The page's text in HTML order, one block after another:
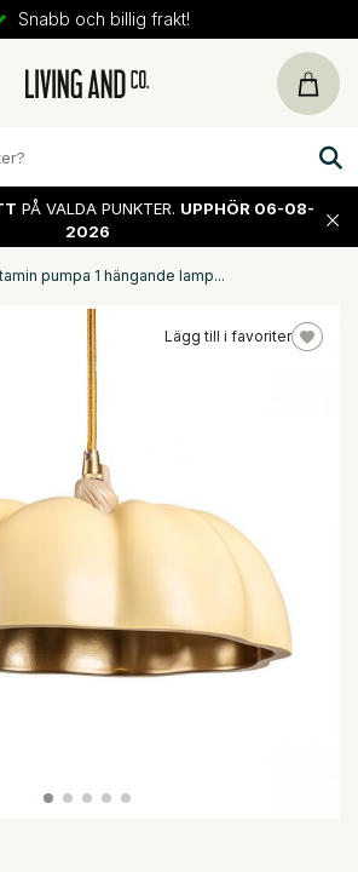
Snabb och billig frakt!
PÅ VALDA PUNKTER. UPPHÖR 06-08-
2026
pumpa 1 hängande lamp...
Lägg till i favoriter